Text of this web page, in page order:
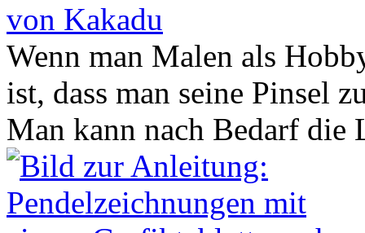
von Kakadu
Wenn man Malen als
ist, dass man seine Pinsel
Man kann nach Bedarf die